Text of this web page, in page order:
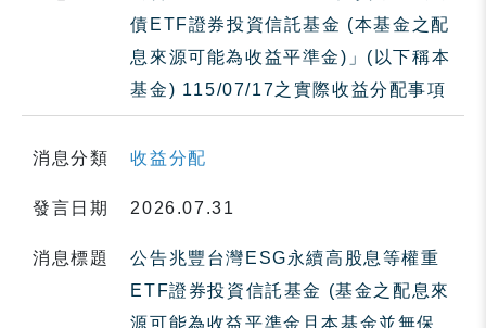
債ETF證券投資信託基金 (本基金之配
息來源可能為收益平準金)」(以下稱本
基金) 115/07/17之實際收益分配事項
消息分類 收益分配
發言日期 2026.07.31
消息標題
公告兆豐台灣ESG永續高股息等權重
ETF證券投資信託基金 (基金之配息來
源可能為收益平準金且本基金並無保